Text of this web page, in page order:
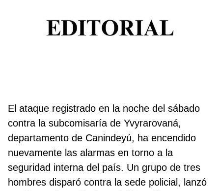
El ataque registrado en la noche del sábado
contra la subcomisaría de Yvyrarovaná,
departamento de Canindeyú, ha encendido
nuevamente las alarmas en torno a la
seguridad interna del país. Un grupo de tres
hombres disparó contra la sede policial, lanzó